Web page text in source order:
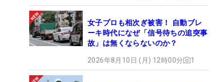
女子プロも相次ぎ被害！ 自動ブレ
ーキ時代になぜ「信号待ちの追突事
故」は無くならないのか？
2026年8月10日 (月) 12時00分 1